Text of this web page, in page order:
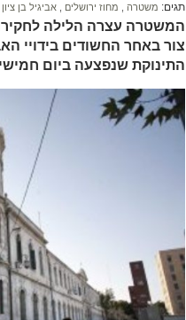
תגים: משטרה מחוז ירושלים אביגיל בן ציון
המשטרה עצרה הלילה
צור באחר החשודים בידויי
התינוקת שנפצעה ביום